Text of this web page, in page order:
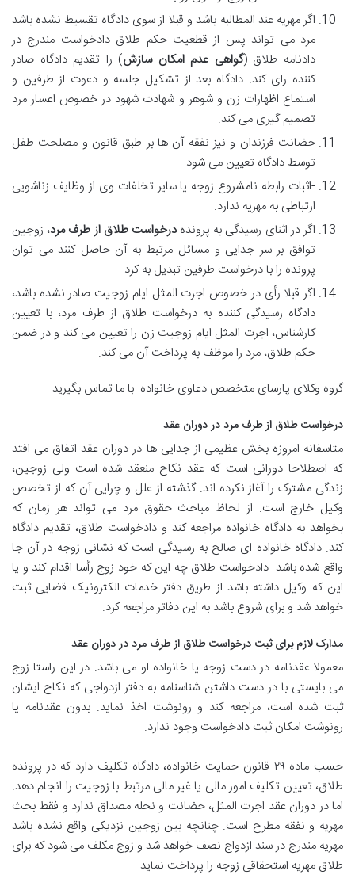
اگر مهریه عند المطالبه باشد و قبلا از سوی دادگاه تقسیط نشده باشد
مرد می تواند پس از قطعیت حکم طلاق دادخواست مندرج در
دادنامه طلاق (گواهی عدم امکان سازش) را تقدیم دادگاه صادر
کننده رای کند. دادگاه بعد از تشکیل جلسه و دعوت از طرفین و
استماع اظهارات زن و شوهر و شهادت شهود در خصوص اعسار مرد
تصمیم گیری می کند.
حضانت فرزندان و نیز نفقه آن ها بر طبق قانون و مصلحت طفل
توسط دادگاه تعیین می شود.
-اثبات رابطه نامشروع زوجه یا سایر تخلفات وی از وظایف زناشویی
ارتباطی به مهریه ندارد.
اگر در اثنای رسیدگی به پروندهدرخواست طلاق از طرف مرد، زوجین
توافق بر سر جدایی و مسائل مرتبط به آن حاصل کنند می توان
پرونده را با درخواست طرفین تبدیل به کرد.
اگر قبلا رأی در خصوص اجرت المثل ایام زوجیت صادر نشده باشد،
دادگاه رسیدگی کننده به درخواست طلاق از طرف مرد، با تعیین
کارشناس، اجرت المثل ایام زوجیت زن را تعیین می کند و در ضمن
حکم طلاق، مرد را موظف به پرداخت آن می کند.
گروه وکلای پارسای متخصص دعاوی خانواده. با ما تماس بگیرید…
درخواست طلاق از طرف مرد در دوران عقد
متاسفانه امروزه بخش عظیمی از جدایی ها در دوران عقد اتفاق می افتد
که اصطلاحا دورانی است که عقد نکاح منعقد شده است ولی زوجین،
زندگی مشترک را آغاز نکرده اند. گذشته از علل و چرایی آن که از تخصص
وکیل خارج است. از لحاظ مباحث حقوق مرد می تواند هر زمان که
بخواهد به دادگاه خانواده مراجعه کند و دادخواست طلاق، تقدیم دادگاه
کند. دادگاه خانواده ای صالح به رسیدگی است که نشانی زوجه در آن جا
واقع شده باشد. دادخواست طلاق چه این که خود زوج رأسا اقدام کند و یا
این که وکیل داشته باشد از طریق دفتر خدمات الکترونیک قضایی ثبت
خواهد شد و برای شروع باشد به این دفاتر مراجعه کرد.
مدارک لازم برای ثبت درخواست طلاق از طرف مرد در دوران عقد
معمولا عقدنامه در دست زوجه یا خانواده او می باشد. در این راستا زوج
می بایستی با در دست داشتن شناسنامه به دفتر ازدواجی که نکاح ایشان
ثبت شده است، مراجعه کند و رونوشت اخذ نماید. بدون عقدنامه یا
رونوشت امکان ثبت دادخواست وجود ندارد.
حسب ماده ۲۹ قانون حمایت خانواده، دادگاه تکلیف دارد که در پرونده
طلاق، تعیین تکلیف امور مالی یا غیر مالی مرتبط با زوجیت را انجام دهد.
اما در دوران عقد اجرت المثل، حضانت و نحله مصداق ندارد و فقط بحث
مهریه و نفقه مطرح است. چنانچه بین زوجین نزدیکی واقع نشده باشد
مهریه مندرج در سند ازدواج نصف خواهد شد و زوج مکلف می شود که برای
طلاق مهریه استحقاقی زوجه را پرداخت نماید.